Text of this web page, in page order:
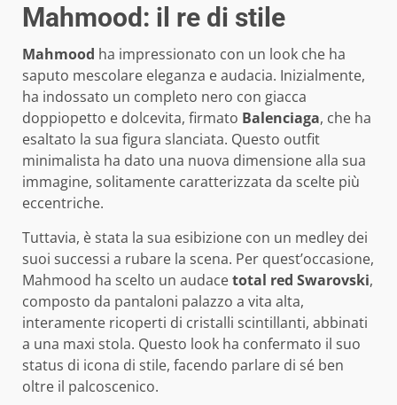
Mahmood: il re di stile
Mahmood ha impressionato con un look che ha
saputo mescolare eleganza e audacia. Inizialmente,
ha indossato un completo nero con giacca
doppiopetto e dolcevita, firmato Balenciaga, che ha
esaltato la sua figura slanciata. Questo outfit
minimalista ha dato una nuova dimensione alla sua
immagine, solitamente caratterizzata da scelte più
eccentriche.
Tuttavia, è stata la sua esibizione con un medley dei
suoi successi a rubare la scena. Per quest’occasione,
Mahmood ha scelto un audacetotal red Swarovski,
composto da pantaloni palazzo a vita alta,
interamente ricoperti di cristalli scintillanti, abbinati
a una maxi stola. Questo look ha confermato il suo
status di icona di stile, facendo parlare di sé ben
oltre il palcoscenico.